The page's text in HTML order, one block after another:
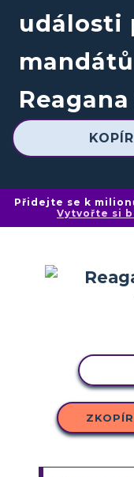
události
Reagana
Přidejte se k
Vytvořte si